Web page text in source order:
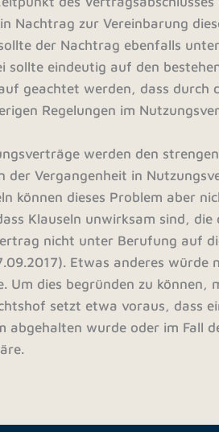
Nachtrag zur Vereinbarung
der Nachtrag ebenfalls
sollte eindeutig auf den
geachtet werden, dass durch
Regelungen im
werden den
der Vergangenheit in
können dieses Problem aber
Klauseln unwirksam sind,
nicht unter Berufung auf
Etwas anderes
Um dies begründen zu können,
setzt etwa voraus, dass
wurde oder im Fall